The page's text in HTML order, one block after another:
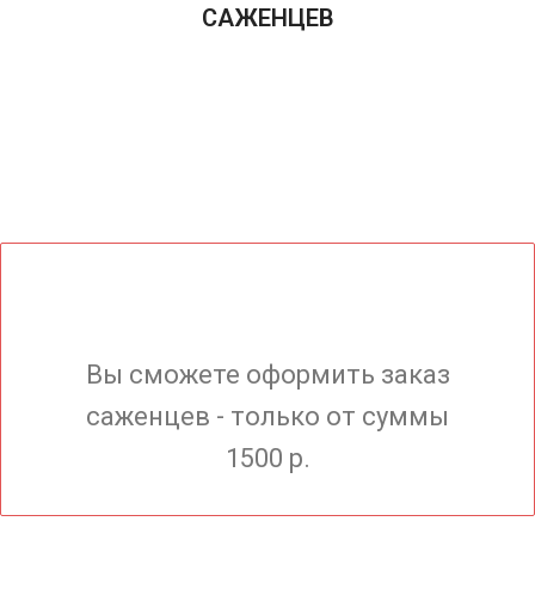
САЖЕНЦЕВ
Вы сможете оформить заказ
саженцев - только от суммы
1500 р.